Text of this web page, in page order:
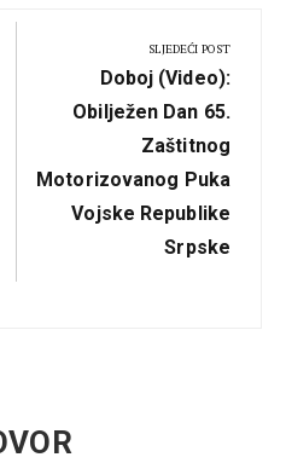
SLJEDEĆI POST
Next
Post:
Doboj (Video):
Obilježen Dan 65.
Zaštitnog
Motorizovanog Puka
Vojske Republike
Srpske